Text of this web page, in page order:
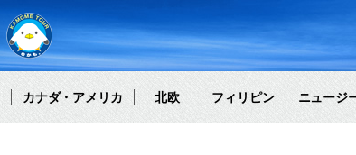
カナダ・アメリカ 北欧 フィリピン ニュージ